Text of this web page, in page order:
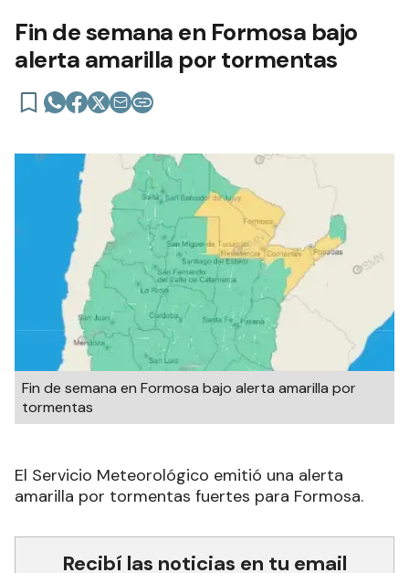
Fin de semana en Formosa bajo
alerta amarilla por tormentas
Fin de semana en Formosa bajo alerta amarilla por
tormentas
El Servicio Meteorológico emitió una alerta
amarilla por tormentas fuertes para Formosa.
Recibí las noticias en tu email